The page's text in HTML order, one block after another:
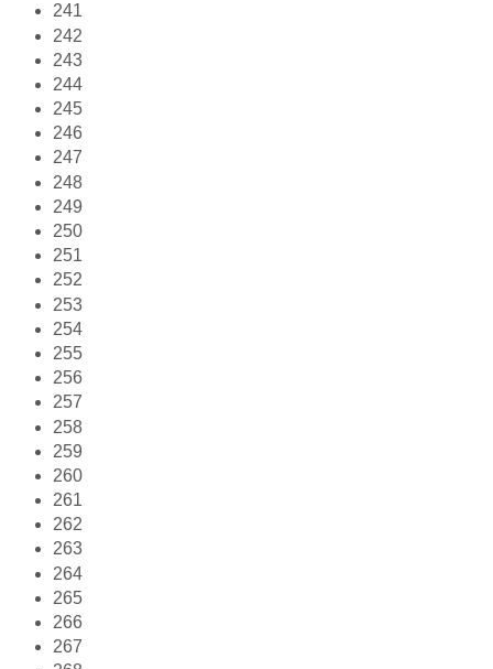
241
242
243
244
245
246
247
248
249
250
251
252
253
254
255
256
257
258
259
260
261
262
263
264
265
266
267